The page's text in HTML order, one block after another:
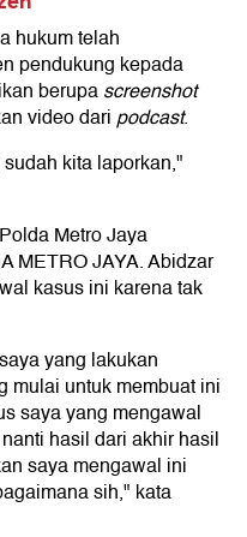
hukum telah
pendukung kepada
berupascreenshot
video daripodcast.
kita laporkan,"
Metro Jaya
METRO JAYA. Abidzar
kasus ini karena tak
yang lakukan
mulai untuk membuat ini
saya yang mengawal
hasil dari akhir hasil
saya mengawal ini
sih," kata